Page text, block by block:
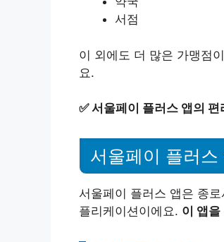
서점
이 외에도 더 많은 가맹점
요.
✅서울페이 플러스 앱의
서울페이 플러
서울페이 플러스 앱은 종
플리케이션이에요. 이 앱